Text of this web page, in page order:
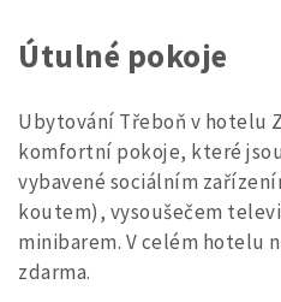
Útulné pokoje
Ubytování Třeboň v hotelu
komfortní pokoje, které
vybavené sociálním
koutem), vysoušečem
minibarem. V celém hotelu
zdarma.